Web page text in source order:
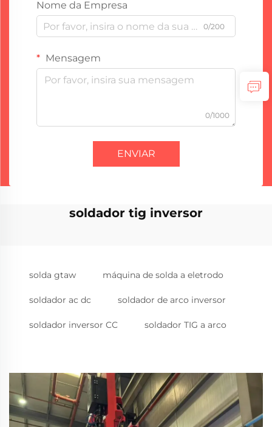
Nome da Empresa
0/200
Mensagem
0/1000
ENVIAR
soldador tig inversor
solda gtaw máquina de solda a eletrodo
soldador ac dc soldador de arco inversor
soldador inversor CC soldador TIG a arco